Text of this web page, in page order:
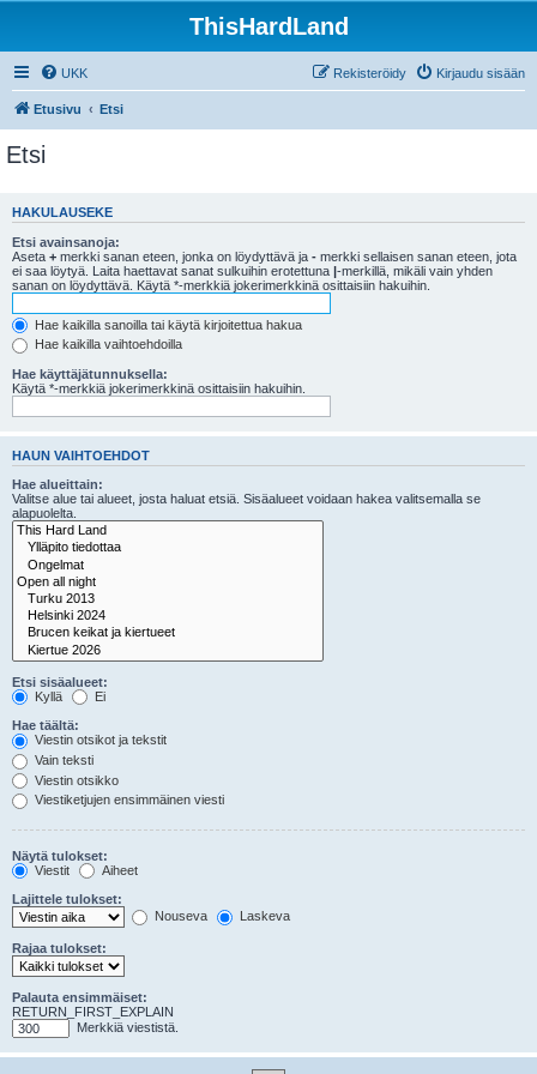
ThisHardLand
UKK Kirjaudu sisään
Rekisteröidy
Etusivu Etsi
Etsi
HAKULAUSEKE
Etsi avainsanoja:
Aseta + merkki sanan eteen, jonka on löydyttävä ja - merkki sellaisen sanan eteen, jota
ei saa löytyä. Laita haettavat sanat sulkuihin erotettuna |-merkillä, mikäli vain yhden
sanan on löydyttävä. Käytä *-merkkiä jokerimerkkinä osittaisiin hakuihin.
Hae kaikilla sanoilla tai käytä kirjoitettua hakua
Hae kaikilla vaihtoehdoilla
Hae käyttäjätunnuksella:
Käytä *-merkkiä jokerimerkkinä osittaisiin hakuihin.
HAUN VAIHTOEHDOT
Hae alueittain:
Valitse alue tai alueet, josta haluat etsiä. Sisäalueet voidaan hakea valitsemalla se
alapuolelta.
Etsi sisäalueet:
Kyllä
Ei
Hae täältä:
Viestin otsikot ja tekstit
Vain teksti
Viestin otsikko
Viestiketjujen ensimmäinen viesti
Näytä tulokset:
Viestit
Aiheet
Lajittele tulokset:
Nouseva
Laskeva
Rajaa tulokset:
Palauta ensimmäiset:
RETURN_FIRST_EXPLAIN
Merkkiä viestistä.